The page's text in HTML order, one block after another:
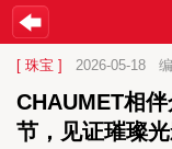
[ 珠宝 ] 2026-05-18
CHAUMET相
节，见证璀璨